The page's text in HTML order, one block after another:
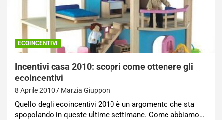
ECOINCENTIVI
Incentivi casa 2010: scopri come ottenere gli
ecoincentivi
8 Aprile 2010 Marzia Giupponi
Quello degli ecoincentivi 2010 è un argomento che sta
spopolando in queste ultime settimane. Come abbiamo…